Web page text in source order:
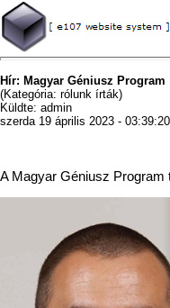
Hír: Magyar Géniusz Program
(Kategória: rólunk írták)
Küldte: admin
szerda 19 április 2023 - 03:39:20
A Magyar Géniusz Program